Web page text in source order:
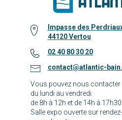
Impasse des
44120 Vertou
02 40 80 30 20
contact@atlantic-
Vous pouvez nous contacter
du lundi au vendredi
de 8h à 12h et de 14h à 17h30.
Salle expo ouverte sur